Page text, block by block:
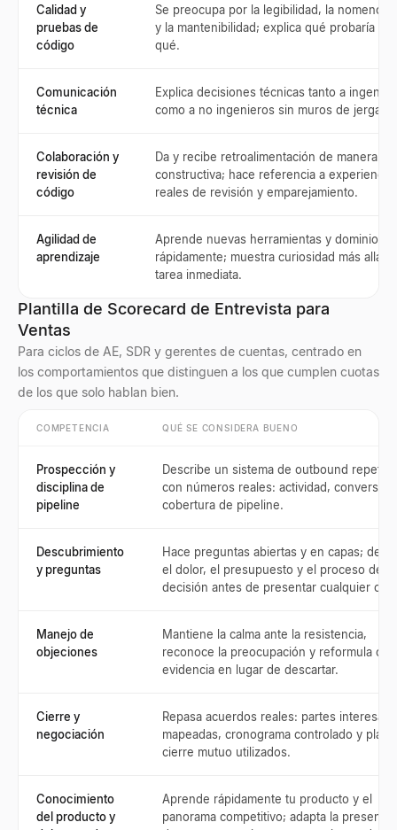
Calidad y
pruebas de
código
Se preocupa por la legibilidad, la
y la mantenibilidad; explica qué probaría y
qué.
Comunicación
técnica
Explica decisiones técnicas tanto a
como a no ingenieros sin muros de jerga.
Colaboración y
revisión de
código
Da y recibe retroalimentación de manera
constructiva; hace referencia a
reales de revisión y emparejamiento.
Agilidad de
aprendizaje
Aprende nuevas herramientas y dominios
rápidamente; muestra curiosidad más allá
tarea inmediata.
Plantilla de Scorecard de Entrevista para
Ventas
Para ciclos de AE, SDR y gerentes de cuentas, centrado en
los comportamientos que distinguen a los que cumplen cuotas
de los que solo hablan bien.
COMPETENCIA QUÉ SE CONSIDERA BUENO
Prospección y
disciplina de
pipeline
Describe un sistema de outbound
con números reales: actividad,
cobertura de pipeline.
Descubrimiento
y preguntas
Hace preguntas abiertas y en capas;
el dolor, el presupuesto y el proceso de
decisión antes de presentar cualquier
Manejo de
objeciones
Mantiene la calma ante la resistencia,
reconoce la preocupación y reformula con
evidencia en lugar de descartar.
Cierre y
negociación
Repasa acuerdos reales: partes
mapeadas, cronograma controlado y
cierre mutuo utilizados.
Conocimiento
del producto y
Aprende rápidamente tu producto y el
panorama competitivo; adapta la